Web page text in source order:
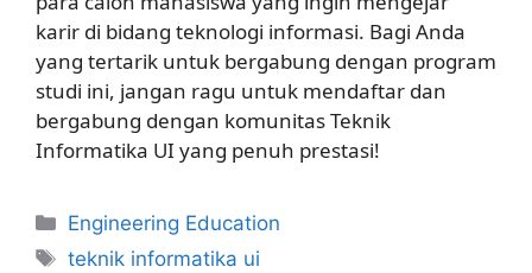
karir di bidang teknologi informasi. Bagi Anda
yang tertarik untuk bergabung dengan program
studi ini, jangan ragu untuk mendaftar dan
bergabung dengan komunitas Teknik
Informatika UI yang penuh prestasi!
Kategori
Engineering Education
Tag
teknik informatika ui